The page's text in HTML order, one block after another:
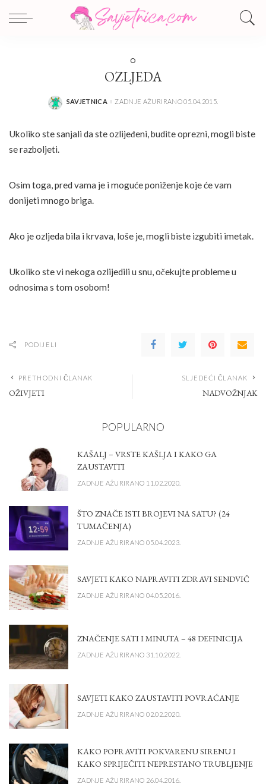
O
OZLJEDA
POSTED
SAVJETNICA ZADNJE AŽURIRANO 05.04.2015.
Ukoliko ste sanjali da ste ozlijeđeni, budite oprezni, mogli biste
se razboljeti.
Osim toga, pred vama je i moguće poniženje koje će vam
donijeti mnogo briga.
Ako je ozljeda bila i krvava, loše je, mogli biste izgubiti imetak.
Ukoliko ste vi nekoga ozlijedili u snu, očekujte probleme u
odnosima s tom osobom!
PODIJELI
PRETHODNI ČLANAK
OŽIVJETI
SLJEDEĆI ČLANAK
NADVOŽNJAK
POPULARNO
KAŠALJ – VRSTE KAŠLJA I KAKO GA
ZAUSTAVITI
ZADNJE AŽURIRANO 11.02.2020.
ŠTO ZNAČE ISTI BROJEVI NA SATU? (24
TUMAČENJA)
ZADNJE AŽURIRANO 05.04.2023.
SAVJETI KAKO NAPRAVITI ZDRAVI SENDVIČ
ZADNJE AŽURIRANO 04.05.2016.
ZNAČENJE SATI I MINUTA – 48 DEFINICIJA
ZADNJE AŽURIRANO 31.10.2022.
SAVJETI KAKO ZAUSTAVITI POVRAĆANJE
ZADNJE AŽURIRANO 02.02.2020.
KAKO POPRAVITI POKVARENU SIRENU I
KAKO SPRIJEČITI NEPRESTANO TRUBLJENJE
ZADNJE AŽURIRANO 26.04.2016.